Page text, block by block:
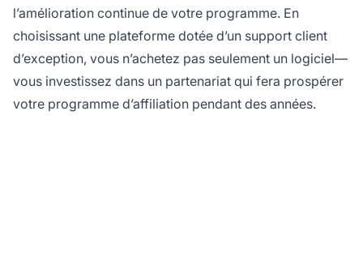
l’amélioration continue de votre programme. En
choisissant une plateforme dotée d’un support client
d’exception, vous n’achetez pas seulement un logiciel—
vous investissez dans un partenariat qui fera prospérer
votre programme d’affiliation pendant des années.